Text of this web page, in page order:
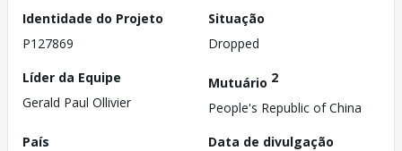
Identidade do Projeto
P127869
Situação
Dropped
Líder da Equipe
Gerald Paul Ollivier
Mutuário 2
People's Republic of China
País
Data de divulgação